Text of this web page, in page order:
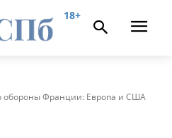
18+
обороны Франции: Европа и США